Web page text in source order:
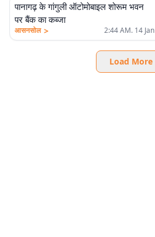
पानागढ़ के गांगुली ऑटोमोबाइल शोरूम भवन
पर बैंक का कब्जा
आसनसोल > 2:44 AM. 14 Jan
Load More